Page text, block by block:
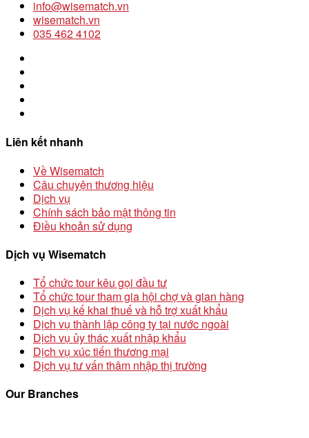
info@wisematch.vn
wisematch.vn
035 462 4102
Liên kết nhanh
Về Wisematch
Câu chuyện thương hiệu
Dịch vụ
Chính sách bảo mật thông tin
Điều khoản sử dụng
Dịch vụ Wisematch
Tổ chức tour kêu gọi đầu tư
Tổ chức tour tham gia hội chợ và gian hàng
Dịch vụ kế khai thuế và hỗ trợ xuất khẩu
Dịch vụ thành lập công ty tại nước ngoài
Dịch vụ ủy thác xuất nhập khẩu
Dịch vụ xúc tiến thương mại
Dịch vụ tư vấn thâm nhập thị trường
Our Branches